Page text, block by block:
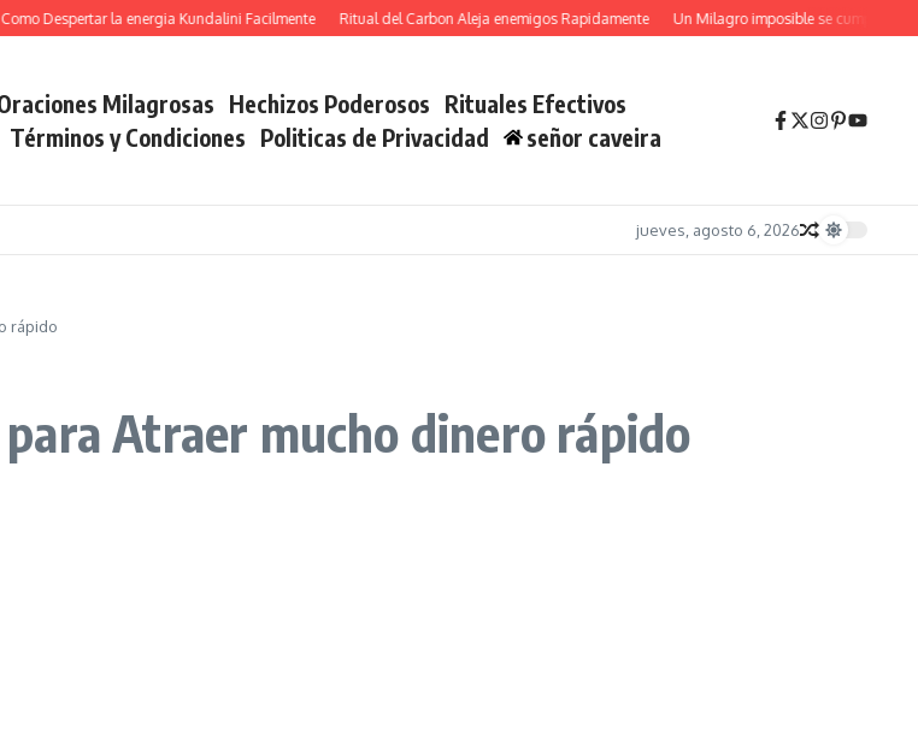
Despertar la energia Kundalini Facilmente Ritual del Carbon Aleja enemigos Rapidamente Un Milagro imposible se cumplira YA con
Milagrosas Hechizos Poderosos Rituales Efectivos
Términos y Condiciones Politicas de Privacidad señor caveira
jueves, agosto 6, 2026
rápido
Atraer mucho dinero rápido